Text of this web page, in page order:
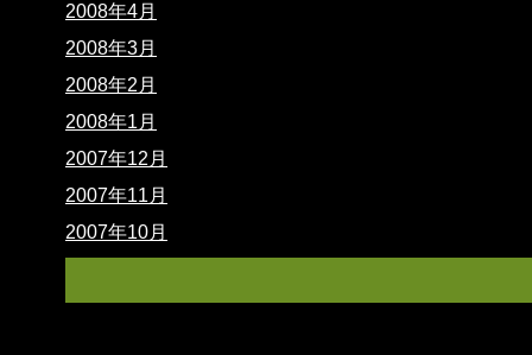
2008年4月
2008年3月
2008年2月
2008年1月
2007年12月
2007年11月
2007年10月